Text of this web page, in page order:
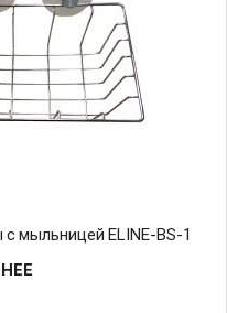
мыльницей ELINE-BS-1